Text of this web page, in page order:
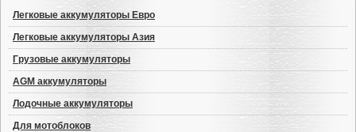
Легковые аккумуляторы Евро
Легковые аккумуляторы Азия
Грузовые аккумуляторы
AGM аккумуляторы
Лодочные аккумуляторы
Для мотоблоков